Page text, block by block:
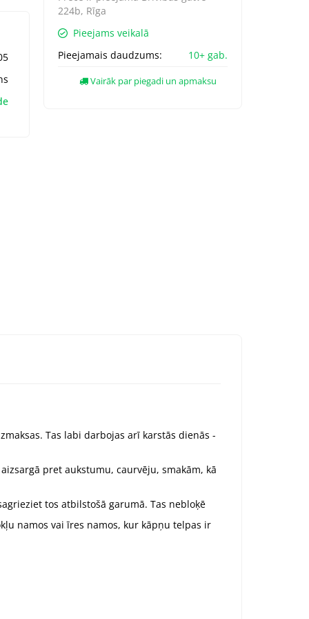
224b, Rīga
Pieejams veikalā
Pieejamais daudzums:
10+ gab.
Vairāk par piegadi un apmaksu
Tas labi darbojas arī karstās dienās -
pret aukstumu, caurvēju, smakām, kā
tos atbilstošā garumā. Tas nebloķē
namos vai īres namos, kur kāpņu telpas ir